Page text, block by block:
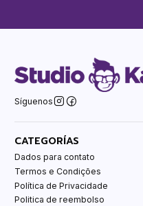
Síguenos
CATEGORÍAS
Dados para contato
Termos e Condições
Política de Privacidade
Politica de reembolso